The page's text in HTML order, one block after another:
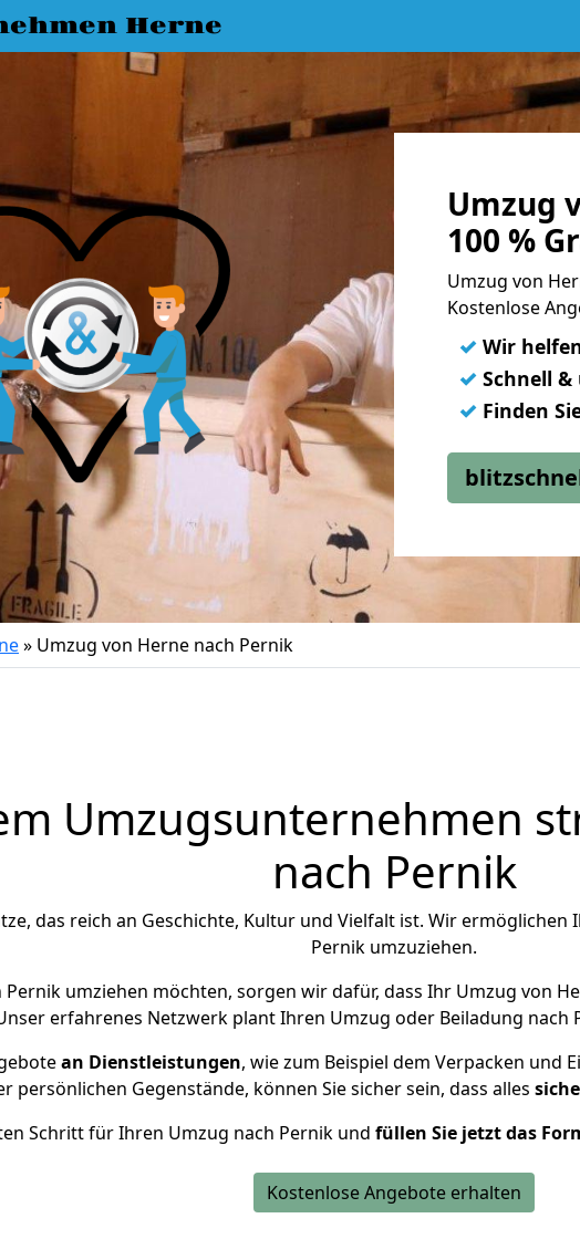
Herne
Umzug
100 %
Umzug von
Kostenlose
✓ Wir
✓ Schnell
✓ Finden
» Umzug von Herne nach Pernik
Umzugsunternehmen
nach Pernik
das reich an Geschichte, Kultur und Vielfalt ist. Wir ermöglichen
Pernik umzuziehen.
Pernik umziehen möchten, sorgen wir dafür, dass Ihr Umzug von
erfahrenes Netzwerk plant Ihren Umzug oder Beiladung
an Dienstleistungen, wie zum Beispiel dem Verpacken und
persönlichen Gegenstände, können Sie sicher sein, dass alles
Schritt für Ihren Umzug nach Pernik und füllen Sie jetzt das
Kostenlose Angebote erhalten